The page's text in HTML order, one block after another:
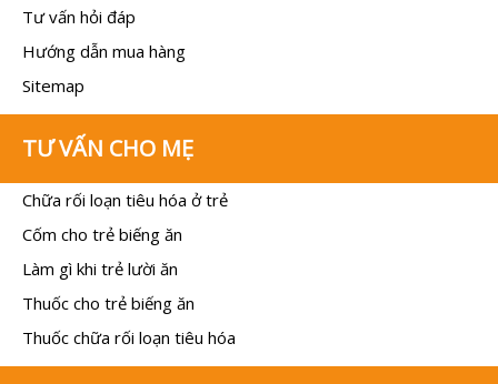
Tư vấn hỏi đáp
Hướng dẫn mua hàng
Sitemap
TƯ VẤN CHO MẸ
Chữa rối loạn tiêu hóa ở trẻ
Cốm cho trẻ biếng ăn
Làm gì khi trẻ lười ăn
Thuốc cho trẻ biếng ăn
Thuốc chữa rối loạn tiêu hóa